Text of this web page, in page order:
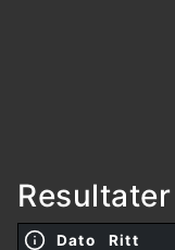
Resultater
Dato Ritt